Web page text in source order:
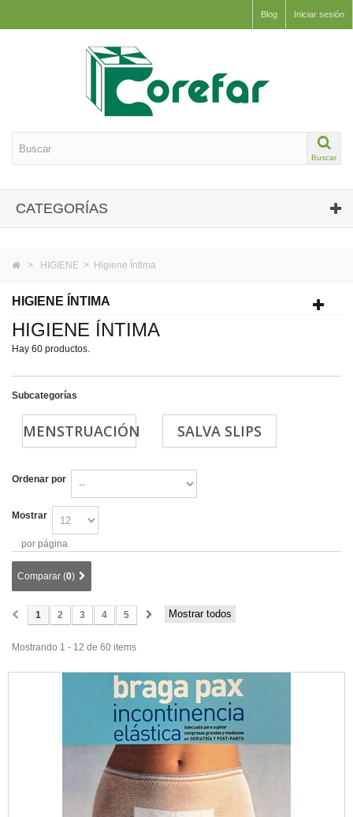
Iniciar sesión
Blog
Buscar
CATEGORÍAS
> HIGIENE > Higiene Íntima
HIGIENE ÍNTIMA
HIGIENE ÍNTIMA
Hay 60 productos.
Subcategorías
MENSTRUACIÓN SALVA SLIPS
Ordenar por
Mostrar
por página
Comparar (0)
Mostrar todos
1 2 3 4 5
Mostrando 1 - 12 de 60 items